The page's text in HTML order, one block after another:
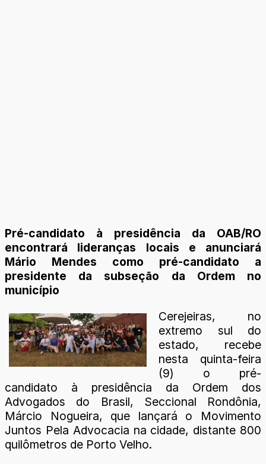
Pré-candidato à presidência da OAB/RO
encontrará lideranças locais e anunciará
Mário Mendes como pré-candidato a
presidente da subseção da Ordem no
município
Cerejeiras, no
extremo sul do
estado, recebe
nesta quinta-feira
(9) o pré-
candidato à presidência da Ordem dos
Advogados do Brasil, Seccional Rondônia,
Márcio Nogueira, que lançará o Movimento
Juntos Pela Advocacia na cidade, distante 800
quilômetros de Porto Velho.